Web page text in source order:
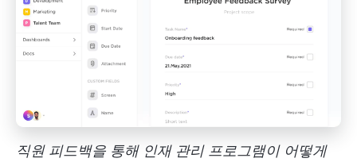
직원 피드백을 통해 인재 관리 프로그램이 어떻게